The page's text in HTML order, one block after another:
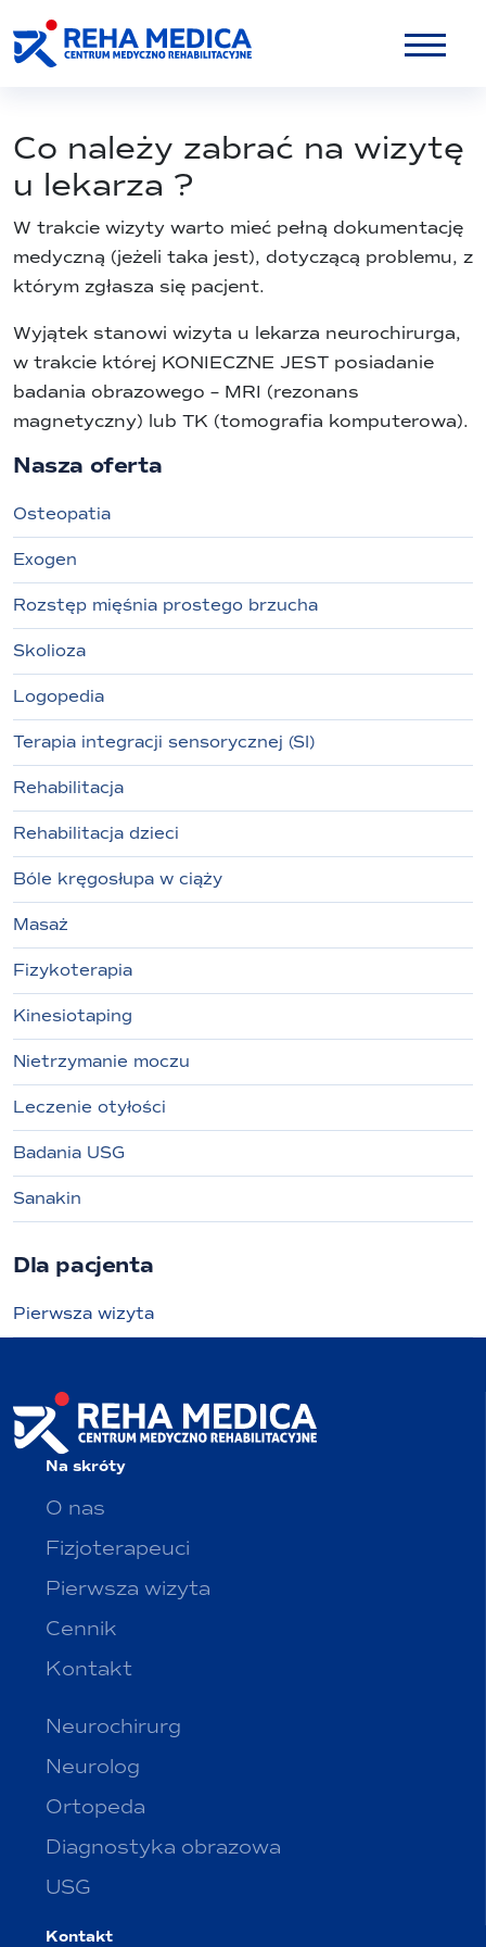
Co należy zabrać na wizytę
u lekarza ?
W trakcie wizyty warto mieć pełną dokumentację
medyczną (jeżeli taka jest), dotyczącą problemu, z
którym zgłasza się pacjent.
Wyjątek stanowi wizyta u lekarza neurochirurga,
w trakcie której KONIECZNE JEST posiadanie
badania obrazowego – MRI (rezonans
magnetyczny) lub TK (tomografia komputerowa).
Nasza oferta
Osteopatia
Exogen
Rozstęp mięśnia prostego brzucha
Skolioza
Logopedia
Terapia integracji sensorycznej (SI)
Rehabilitacja
Rehabilitacja dzieci
Bóle kręgosłupa w ciąży
Masaż
Fizykoterapia
Kinesiotaping
Nietrzymanie moczu
Leczenie otyłości
Badania USG
Sanakin
Dla pacjenta
Pierwsza wizyta
Na skróty
O nas
Fizjoterapeuci
Pierwsza wizyta
Cennik
Kontakt
Neurochirurg
Neurolog
Ortopeda
Diagnostyka obrazowa
USG
Kontakt